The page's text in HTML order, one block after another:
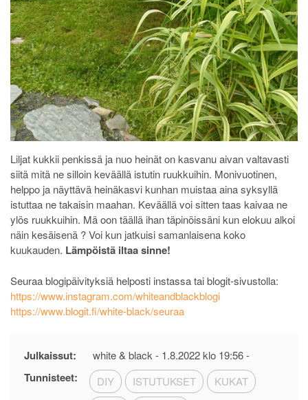
Liljat kukkii penkissä ja nuo heinät on kasvanu aivan valtavasti
siitä mitä ne silloin keväällä istutin ruukkuihin. Monivuotinen,
helppo ja näyttävä heinäkasvi kunhan muistaa aina syksyllä
istuttaa ne takaisin maahan. Keväällä voi sitten taas kaivaa ne
ylös ruukkuihin. Mä oon täällä ihan täpinöissäni kun elokuu alkoi
näin kesäisenä ? Voi kun jatkuisi samanlaisena koko
kuukauden. Lämpöistä iltaa sinne!
Seuraa blogipäivityksiä helposti instassa tai blogit-sivustolla:
https://www.instagram.com/whiteandblackblogi
https://www.blogit.fi/white-black/seuraa
Julkaissut: white & black - 1.8.2022 klo 19:56-
Tunnisteet: DIY ISTUTUKSET
KUKAT